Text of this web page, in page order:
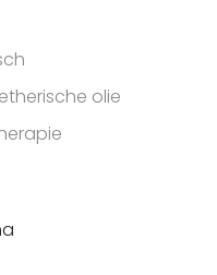
olie